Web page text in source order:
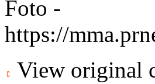
Foto -
https://
View original